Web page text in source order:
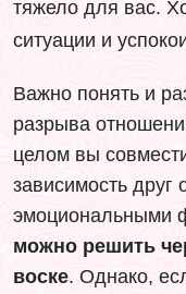
тяжело для вас.
ситуации и
Важно понять и
разрыва
целом вы
зависимость друг
эмоциональными
можно решить
воске. Однако,